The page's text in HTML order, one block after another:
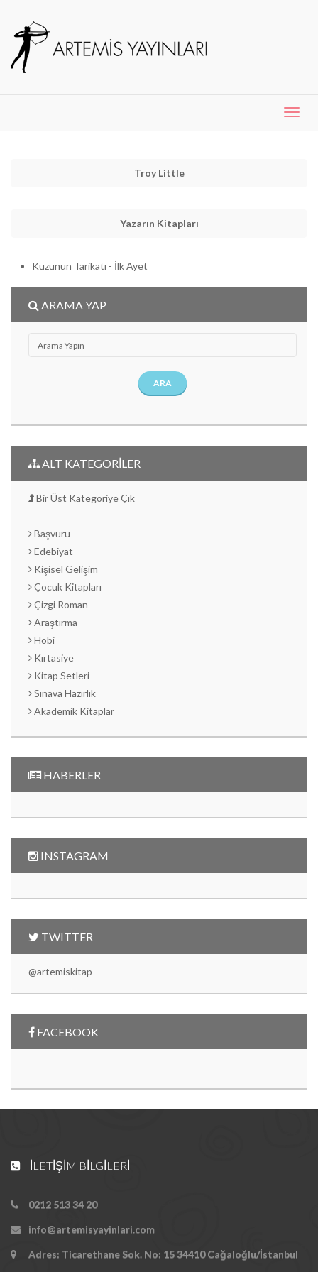
Troy Little
Yazarın Kitapları
Kuzunun Tarikatı - İlk Ayet
ARAMA YAP
ARA
ALT KATEGORİLER
Bir Üst Kategoriye Çık
Başvuru
Edebiyat
Kişisel Gelişim
Çocuk Kitapları
Çizgi Roman
Araştırma
Hobi
Kırtasiye
Kitap Setleri
Sınava Hazırlık
Akademik Kitaplar
HABERLER
INSTAGRAM
TWITTER
@artemiskitap
FACEBOOK
İLETIŞIM BILGILERI
0212 513 34 20
info@artemisyayinlari.com
Adres: Ticarethane Sok. No: 15 34410 Cağaloğlu/İstanbul